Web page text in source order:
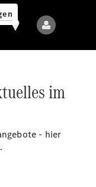
im
- hier